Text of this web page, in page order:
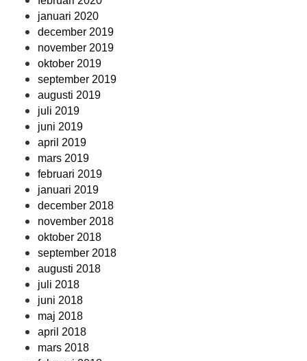
januari 2020
december 2019
november 2019
oktober 2019
september 2019
augusti 2019
juli 2019
juni 2019
april 2019
mars 2019
februari 2019
januari 2019
december 2018
november 2018
oktober 2018
september 2018
augusti 2018
juli 2018
juni 2018
maj 2018
april 2018
mars 2018